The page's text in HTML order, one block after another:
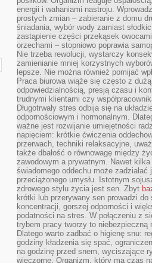
energii i wahaniami nastroju.
prostych zmian – zabieranie z domu
śniadania, wybór wody zamiast
zastąpienie części przekąsek
orzechami – stopniowo poprawia
Nie trzeba rewolucji, wystarczy
zamienianie mniej korzystnych
lepsze. Nie można również pomijać
Praca biurowa wiąże się często z dużą
odpowiedzialnością, presją czasu i
trudnymi klientami czy
Długotrwały stres odbija się na
odpornościowym i hormonalnym.
ważne jest rozwijanie umiejętności
napięciem: krótkie ćwiczenia
przerwach, techniki relaksacyjne,
także dbałość o równowagę między
zawodowym a prywatnym. Nawet
świadomego oddechu może zadziałać
przeciążonego umysłu. Istotnym
zdrowego stylu życia jest sen. Zbyt
krótki lub przerywany sen prowadzi do
koncentracji, gorszej odporności i
podatności na stres. W połączeniu z
trybem pracy tworzy to niebezpieczną
Dlatego warto zadbać o higienę snu:
godziny kładzenia się spać,
na godzinę przed snem, wyciszające
wieczorne. Organizm, który ma czas